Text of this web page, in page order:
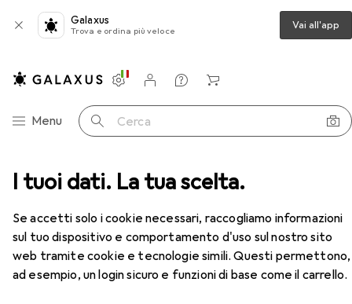
I tuoi dati. La tua scelta.
Se accetti solo i cookie necessari, raccogliamo informazioni
sul tuo dispositivo e comportamento d'uso sul nostro sito
web tramite cookie e tecnologie simili. Questi permettono,
ad esempio, un login sicuro e funzioni di base come il carrello.
Galaxus
Trova e ordina più veloce Vai all'app
Categoria Navigazione
Menu Cerca
Impostazioni
Conto cliente
Liste di confronto
Liste dei desideri
Carrello
Loc-Line Sistema di tubi di raffreddamento
Loc-LineSistema di tubi di
raffreddamento
Connettore tubo flessibile